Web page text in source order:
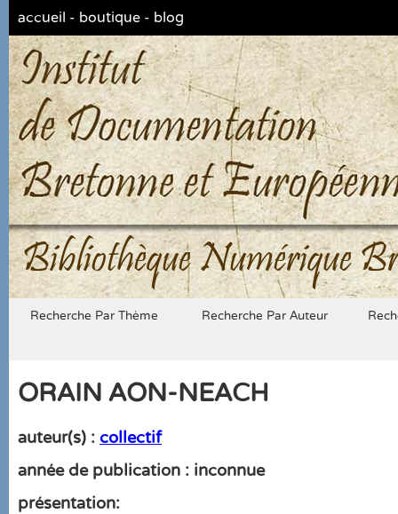
accueil - boutique - blog
Bibliothèque Numérique
Recherche Par Thème Recherche Par Auteur
ORAIN AON-NEACH
auteur(s) : collectif
année de publication : inconnue
présentation: